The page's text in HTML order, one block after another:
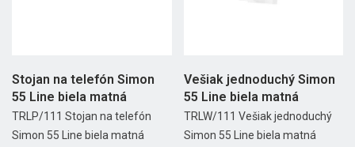
Stojan na telefón Simon
55 Line biela matná
TRLP/111 Stojan na telefón
Simon 55 Line biela matná
Vešiak jednoduchý Simon
55 Line biela matná
TRLW/111 Vešiak jednoduchý
Simon 55 Line biela matná